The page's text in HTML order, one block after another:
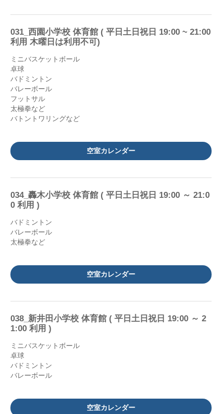
031_西園小学校 体育館 ( 平日土日祝日 19:00 ~ 21:00
利用 木曜日は利用不可)
ミニバスケットボール
卓球
バドミントン
バレーボール
フットサル
太極拳など
バトントワリングなど
空室カレンダー
034_轟木小学校 体育館 ( 平日土日祝日 19:00 ～ 21:0
0 利用 )
バドミントン
バレーボール
太極拳など
空室カレンダー
038_新井田小学校 体育館 ( 平日土日祝日 19:00 ～ 2
1:00 利用 )
ミニバスケットボール
卓球
バドミントン
バレーボール
空室カレンダー